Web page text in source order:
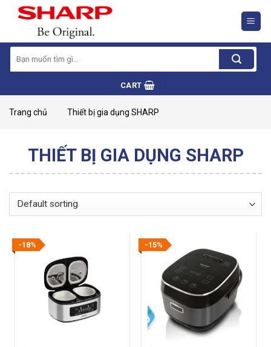
Skip
for:
CART
Trang chủ Thiết bị gia dụng SHARP
THIẾT BỊ GIA DỤNG SHARP
-18% -15%